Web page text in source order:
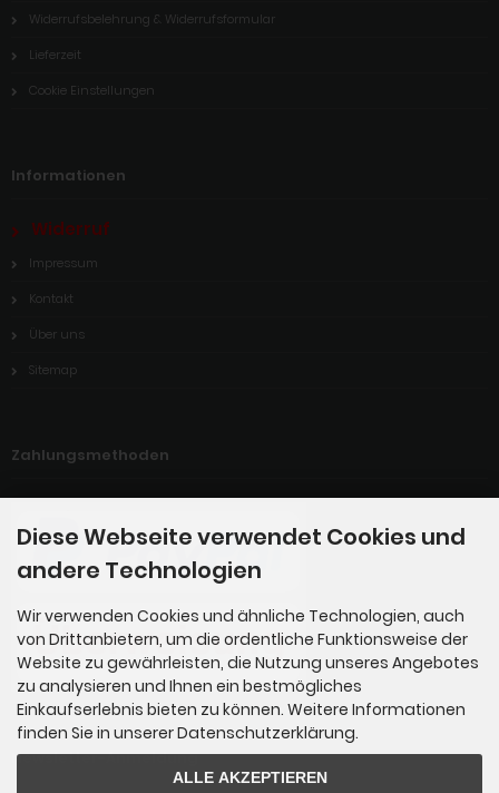
Widerrufsbelehrung & Widerrufsformular
Lieferzeit
Cookie Einstellungen
Informationen
Widerruf
Impressum
Kontakt
Über uns
Sitemap
Zahlungsmethoden
Newsletter-Anmeldung
Diese Webseite verwendet Cookies und
andere Technologien
Wir verwenden Cookies und ähnliche Technologien, auch
von Drittanbietern, um die ordentliche Funktionsweise der
Website zu gewährleisten, die Nutzung unseres Angebotes
zu analysieren und Ihnen ein bestmögliches
Einkaufserlebnis bieten zu können. Weitere Informationen
finden Sie in unserer Datenschutzerklärung.
ALLE AKZEPTIEREN